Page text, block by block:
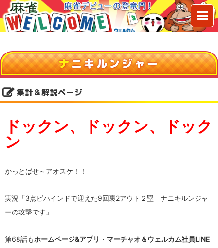
ナニキルンジャー
集計＆解説ページ
ドックン、ドックン、ドック
ン
かっとばせ～アオスケ！！
実況「3点ビハインドで迎えた9回裏2アウト２塁 ナニキルンジャ
ーの攻撃です」
第68話もホームページ&アプリ ・ マーチャオ＆ウェルカム社員LINE